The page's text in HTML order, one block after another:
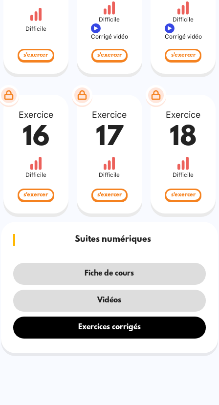
Difficile
s'exercer
Difficile
Corrigé vidéo
s'exercer
Difficile
Corrigé vidéo
s'exercer
Exercice
16
Difficile
s'exercer
Exercice
17
Difficile
s'exercer
Exercice
18
Difficile
s'exercer
Suites numériques
Fiche de cours
Vidéos
Exercices corrigés